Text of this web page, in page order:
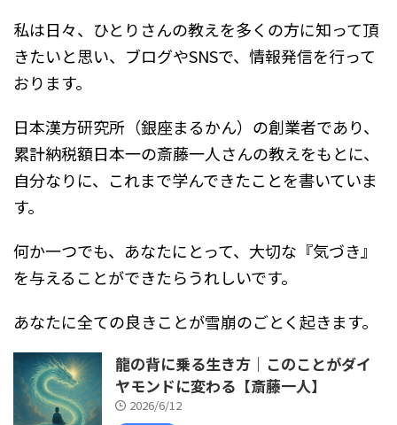
私は日々、ひとりさんの教えを多くの方に知って頂
きたいと思い、ブログやSNSで、情報発信を行って
おります。
日本漢方研究所（銀座まるかん）の創業者であり、
累計納税額日本一の斎藤一人さんの教えをもとに、
自分なりに、これまで学んできたことを書いていま
す。
何か一つでも、あなたにとって、大切な『気づき』
を与えることができたらうれしいです。
あなたに全ての良きことが雪崩のごとく起きます。
龍の背に乗る生き方｜このことがダイ
ヤモンドに変わる【斎藤一人】
2026/6/12